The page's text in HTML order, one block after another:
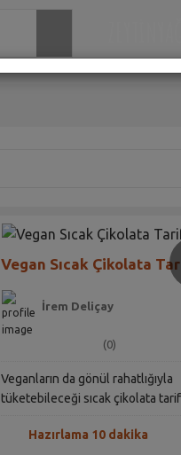
Vegan Sıcak Çikolata
İrem Deliçay
(0)
Veganların da gönül rahatlığıyla
tüketebileceği sıcak çikolata
Hazırlama 10 dakika